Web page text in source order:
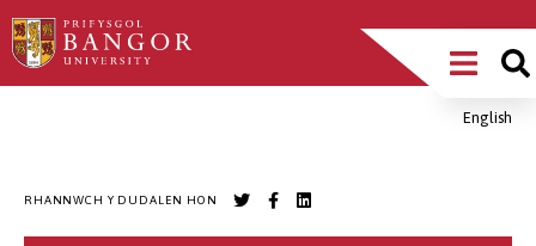
Sgipiwch
i’r
Main
MenuEnglish
RHANNWCH Y DUDALEN HON